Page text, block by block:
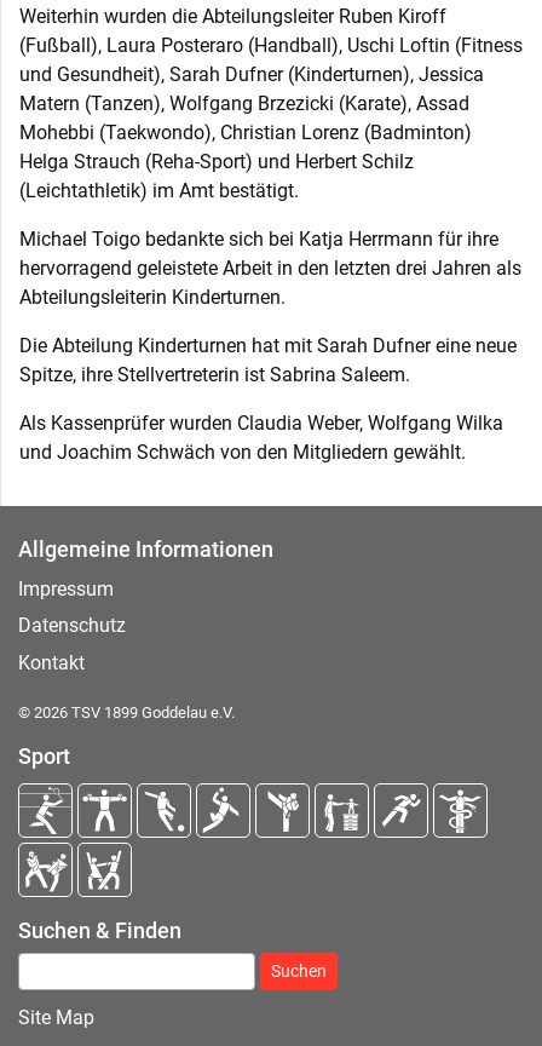
Weiterhin wurden die Abteilungsleiter Ruben Kiroff
(Fußball), Laura Posteraro (Handball), Uschi Loftin (Fitness
und Gesundheit), Sarah Dufner (Kinderturnen), Jessica
Matern (Tanzen), Wolfgang Brzezicki (Karate), Assad
Mohebbi (Taekwondo), Christian Lorenz (Badminton)
Helga Strauch (Reha-Sport) und Herbert Schilz
(Leichtathletik) im Amt bestätigt.
Michael Toigo bedankte sich bei Katja Herrmann für ihre
hervorragend geleistete Arbeit in den letzten drei Jahren als
Abteilungsleiterin Kinderturnen.
Die Abteilung Kinderturnen hat mit Sarah Dufner eine neue
Spitze, ihre Stellvertreterin ist Sabrina Saleem.
Als Kassenprüfer wurden Claudia Weber, Wolfgang Wilka
und Joachim Schwäch von den Mitgliedern gewählt.
Allgemeine Informationen
Impressum
Datenschutz
Kontakt
© 2026 TSV 1899 Goddelau e.V.
Sport
Suchen & Finden
Site Map